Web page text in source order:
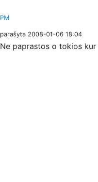
PM
parašyta 2008-01-06 18:04
Ne paprastos o tokios